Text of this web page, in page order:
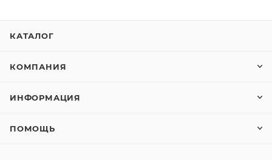
КАТАЛОГ
КОМПАНИЯ
ИНФОРМАЦИЯ
ПОМОЩЬ